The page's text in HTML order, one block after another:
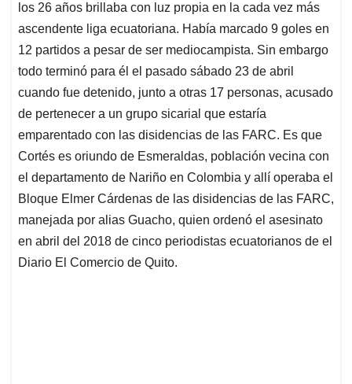
A
p
p
o
o
k
d
I
n
d
s
los 26 años brillaba con luz propia en la cada vez más
ascendente liga ecuatoriana. Había marcado 9 goles en
12 partidos a pesar de ser mediocampista. Sin embargo
todo terminó para él el pasado sábado 23 de abril
cuando fue detenido, junto a otras 17 personas, acusado
de pertenecer a un grupo sicarial que estaría
emparentado con las disidencias de las FARC. Es que
Cortés es oriundo de Esmeraldas, población vecina con
el departamento de Nariño en Colombia y allí operaba el
Bloque Elmer Cárdenas de las disidencias de las FARC,
manejada por alias Guacho, quien ordenó el asesinato
en abril del 2018 de cinco periodistas ecuatorianos de el
Diario El Comercio de Quito.